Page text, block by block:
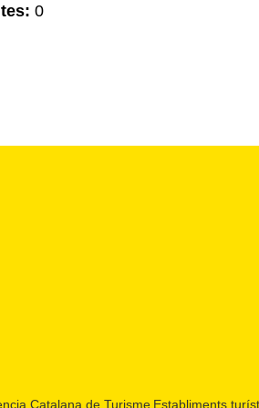
0
Catalana de Turisme Establiments